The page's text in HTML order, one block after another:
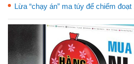
Lừa “chạy án” ma túy để chiếm đoạt